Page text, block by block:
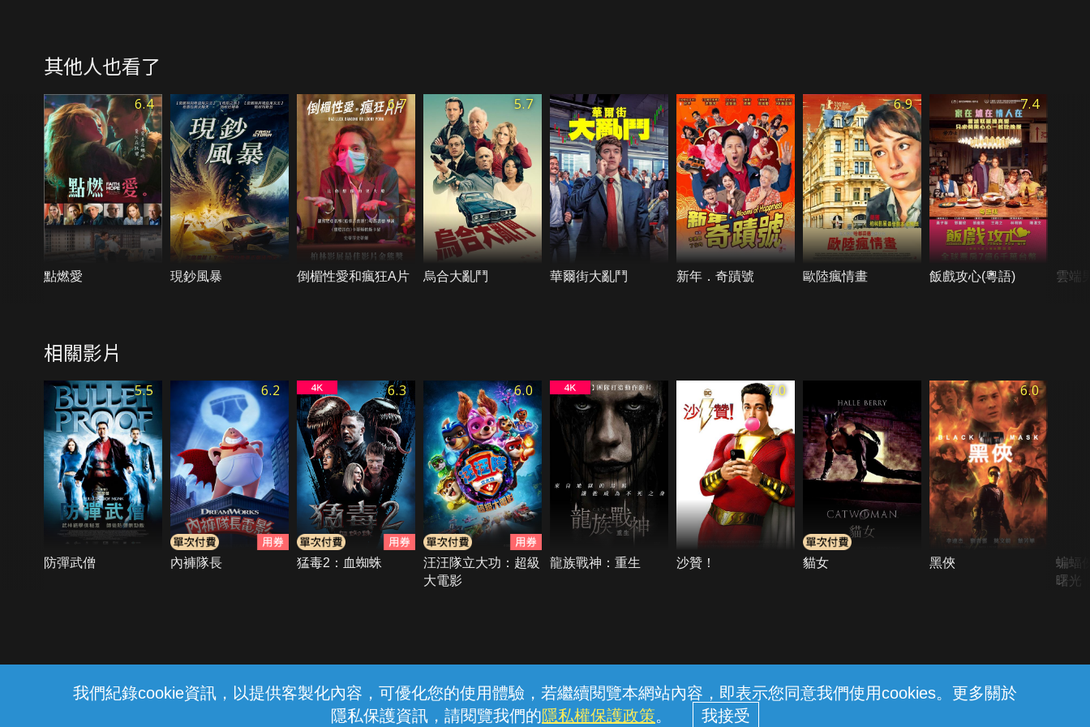
我們紀錄cookie資訊，以提供客製化內容，可優化您的使用體驗，若繼續閱覽本網站內容，即表示您同意我們使用cookies。更多關於
隱私保護資訊，請閱覽我們的隱私權保護政策。
其他人也看了
6.4
點燃愛 現鈔風暴
6.7
倒楣性愛和瘋狂A片
5.7
烏合大亂鬥 華爾街大亂鬥 新年．奇蹟號
6.9
歐陸瘋情畫
7.4
飯戲攻心(粵語) 雲端
相關影片
5.5
防彈武僧
6.2
內褲隊長
6.3
猛毒2：血蜘蛛
6.0
汪汪隊立大功：超級
大電影
龍族戰神：重生
7.0
沙贊！ 貓女
6.0
黑俠
蝙蝠
曙光
線上客服 服務條款 隱私權保護
中華電信股份有限公司個人家庭分公司 (統一編號：96979949) © 2026